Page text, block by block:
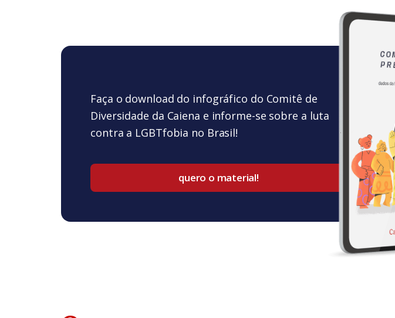
Faça o download do infográfico do Comitê de
Diversidade da Caiena e informe-se sobre a luta
contra a LGBTfobia no Brasil!
quero o material!